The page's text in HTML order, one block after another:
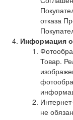
отказа
Информация
Товар.
не